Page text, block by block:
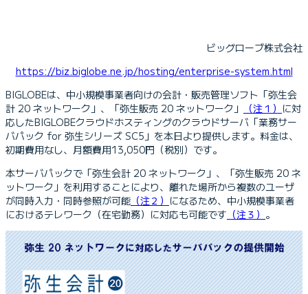
ビッグローブ株式会社
https://biz.biglobe.ne.jp/hosting/enterprise-system.html
BIGLOBEは、中小規模事業者向けの会計・販売管理ソフト「弥生会
計 20 ネットワーク」、「弥生販売 20 ネットワーク」
（注１） に対
応したBIGLOBEクラウドホスティングのクラウドサーバ「業務サー
バパック for 弥生シリーズ SC5」を本日より提供します。料金は、
初期費用なし、月額費用13,050円（税別）です。
本サーバパックで「弥生会計 20 ネットワーク」、「弥生販売 20 ネ
ットワーク」を利用することにより、離れた場所から複数のユーザ
が同時入力・同時参照が可能 （注２） になるため、中小規模事業者
におけるテレワーク（在宅勤務）に対応も可能です （注３） 。